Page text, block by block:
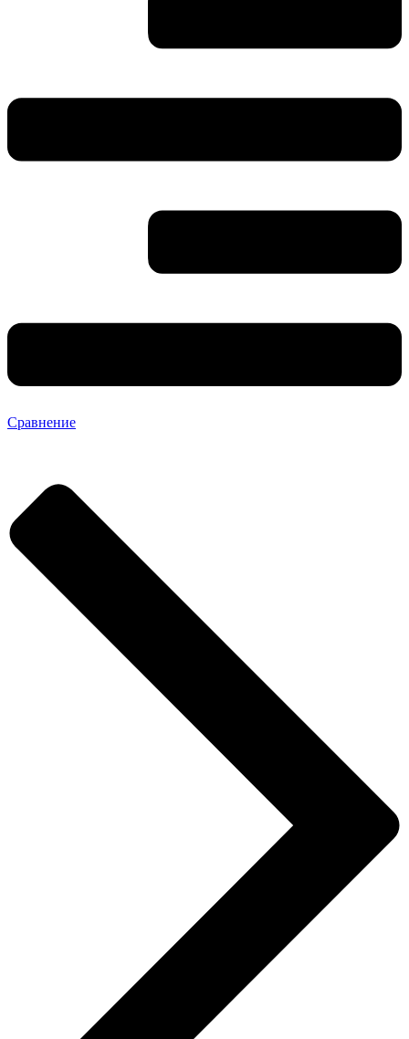
Сравнение